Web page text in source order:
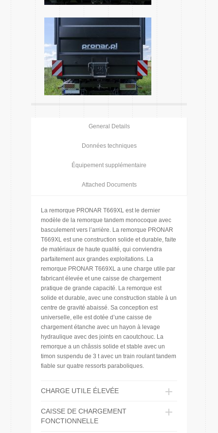
General Details
Données techniques
Équipement supplémentaire
Attached Documents
La remorque PRONAR T669XL est le dernier
modèle de la remorque tandem monocoque avec
basculement vers l’arrière. La remorque PRONAR
T669XL est une construction solide et durable, faite
de matériaux de haute qualité, qui conviendra
parfaitement aux grandes exploitations. La
remorque PRONAR T669XL a une charge utile par
fabricant élevée et une caisse de chargement
pratique de grande capacité. La remorque est
solide et durable, avec une construction stable à un
centre de gravité abaissé. Sa conception est
universelle, elle est dotée d’une caisse de
chargement étanche avec un hayon à levage
hydraulique avec des joints en caoutchouc. La
remorque a un châssis solide et stable avec un
timon suspendu de 3 t avec un train roulant tandem
fiable sur quatre ressorts paraboliques.
CHARGE UTILE ÉLEVÉE
CAISSE DE CHARGEMENT
FONCTIONNELLE